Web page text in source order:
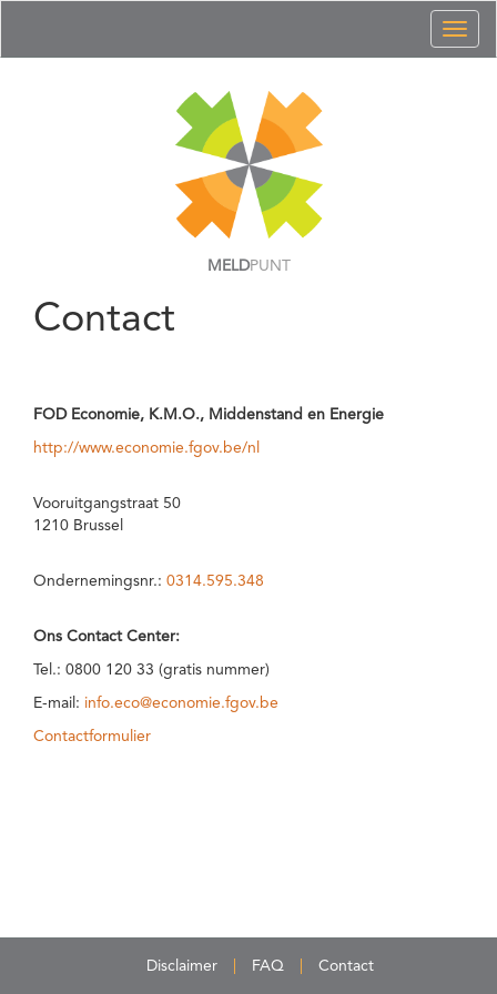
MELDPUNT
Contact
FOD Economie, K.M.O., Middenstand en Energie
http://www.economie.fgov.be/nl
Vooruitgangstraat 50
1210 Brussel
Ondernemingsnr.: 0314.595.348
Ons Contact Center:
Tel.: 0800 120 33 (gratis nummer)
E-mail: info.eco@economie.fgov.be
Contactformulier
Disclaimer FAQ Contact